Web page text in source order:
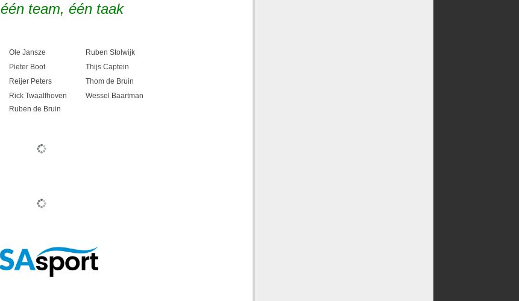
één team, één taak
Ole Jansze
Ruben Stolwijk
Pieter Boot
Thijs Captein
Reijer Peters
Thom de Bruin
Rick Twaalfhoven
Wessel Baartman
Ruben de Bruin